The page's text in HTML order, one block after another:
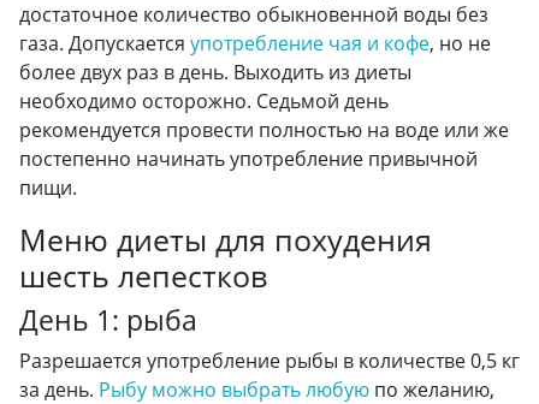
достаточное количество обыкновенной воды без
газа. Допускается употребление чая и кофе, но не
более двух раз в день. Выходить из диеты
необходимо осторожно. Седьмой день
рекомендуется провести полностью на воде или же
постепенно начинать употребление привычной
пищи.
Меню диеты для похудения
шесть лепестков
День 1: рыба
Разрешается употребление рыбы в количестве 0,5 кг
за день. Рыбу можно выбрать любую по желанию,